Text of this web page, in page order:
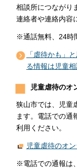
相談所につながり
連絡者や連絡内容
※通話無料、24時
「虐待かも」
る情報は児童
児童虐待のオ
狭山市では、児童
ます。電話での通
利用ください。
児童虐待のオ
※電話での通報は